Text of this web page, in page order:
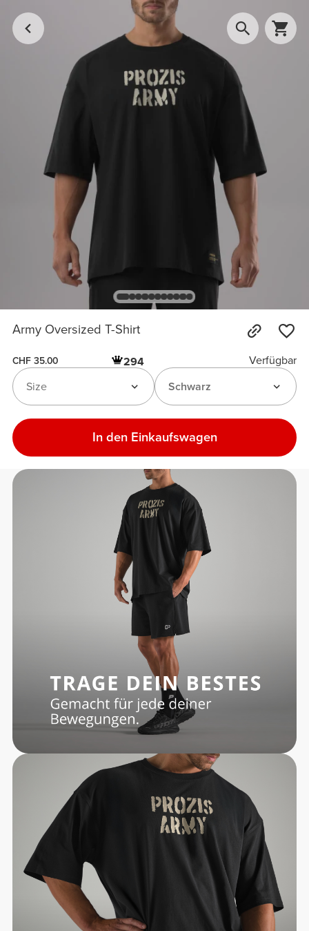
Army Oversized T-Shirt
CHF 35.00 294
Verfügbar
Schwarz
Size
In den Einkaufswagen